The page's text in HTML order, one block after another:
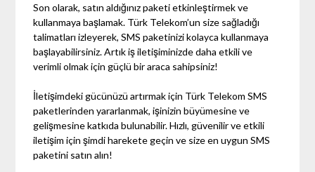
Son olarak, satın aldığınız paketi etkinleştirmek ve
kullanmaya başlamak. Türk Telekom’un size sağladığı
talimatları izleyerek, SMS paketinizi kolayca kullanmaya
başlayabilirsiniz. Artık iş iletişiminizde daha etkili ve
verimli olmak için güçlü bir araca sahipsiniz!
İletişimdeki gücünüzü artırmak için Türk Telekom SMS
paketlerinden yararlanmak, işinizin büyümesine ve
gelişmesine katkıda bulunabilir. Hızlı, güvenilir ve etkili
iletişim için şimdi harekete geçin ve size en uygun SMS
paketini satın alın!